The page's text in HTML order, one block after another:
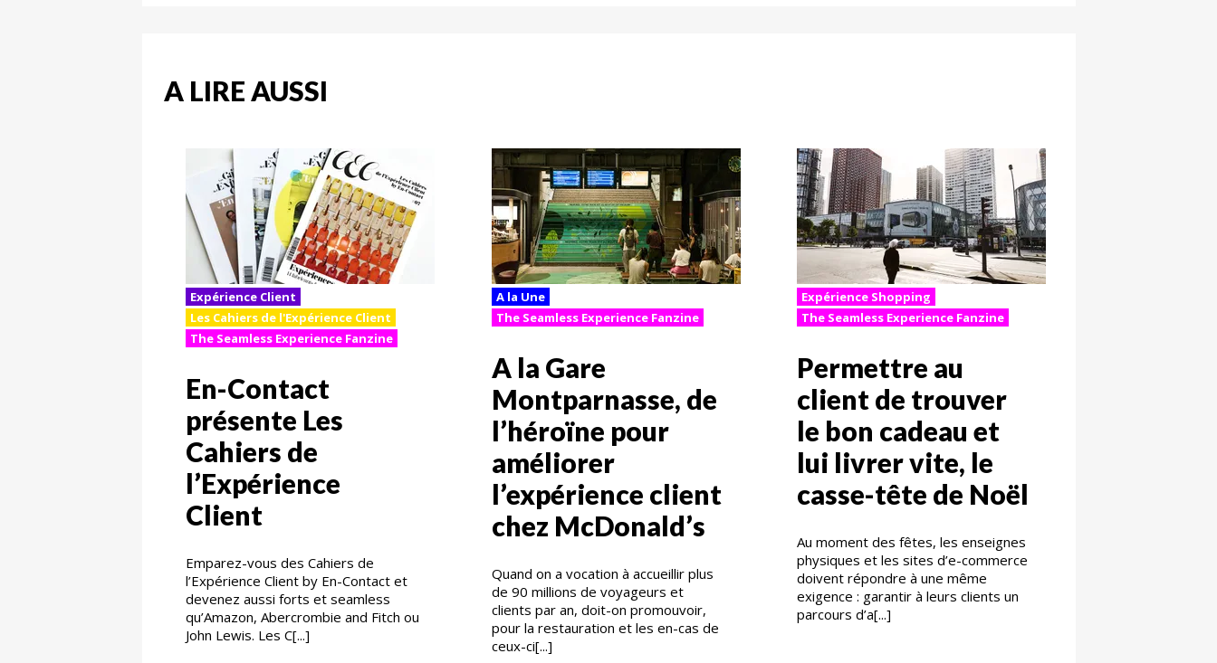
A LIRE AUSSI
Expérience Client
Les Cahiers de l'Expérience Client
The Seamless Experience Fanzine
En-Contact
présente Les
Cahiers de
l’Expérience
Client
Emparez-vous des Cahiers de
l’Expérience Client by En-Contact et
devenez aussi forts et seamless
qu’Amazon, Abercrombie and Fitch ou
John Lewis. Les C[...]
A la Une
The Seamless Experience Fanzine
A la Gare
Montparnasse, de
l’héroïne pour
améliorer
l’expérience client
chez McDonald’s
Quand on a vocation à accueillir plus
de 90 millions de voyageurs et
clients par an, doit-on promouvoir,
pour la restauration et les en-cas de
ceux-ci[...]
Expérience Shopping
The Seamless Experience Fanzine
Permettre au
client de trouver
le bon cadeau et
lui livrer vite, le
casse-tête de Noël
Au moment des fêtes, les enseignes
physiques et les sites d’e-commerce
doivent répondre à une même
exigence : garantir à leurs clients un
parcours d’a[...]